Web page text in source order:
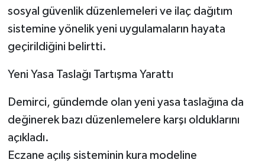
sosyal güvenlik düzenlemeleri ve ilaç dağıtım
sistemine yönelik yeni uygulamaların hayata
geçirildiğini belirtti.
Yeni Yasa Taslağı Tartışma Yarattı
Demirci, gündemde olan yeni yasa taslağına da
değinerek bazı düzenlemelere karşı olduklarını
açıkladı.
Eczane açılış sisteminin kura modeline